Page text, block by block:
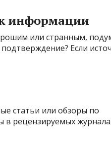
информации
или странным,
Если
статьи или обзоры по
в рецензируемых